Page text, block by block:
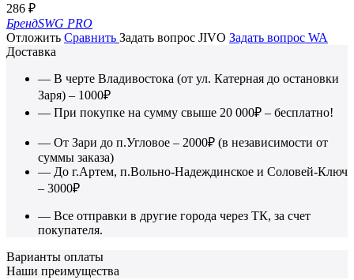
286 ₽
БрендSWG PRO
Отложить Сравнить Задать вопрос JIVO Задать вопрос WA
Доставка
— В черте Владивостока (от ул. Катерная до остановки
Заря) – 1000₽
— При покупке на сумму свыше 20 000₽ – бесплатно!
— От Зари до п.Угловое – 2000₽ (в независимости от
суммы заказа)
— До г.Артем, п.Вольно-Надеждинское и Соловей-Ключ
– 3000₽
— Все отправки в другие города через ТК, за счет
покупателя.
Варианты оплаты
Наши преимущества